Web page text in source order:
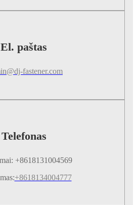
El. paštas
fastener.com
Telefonas
+8618131004569
+8618134004777